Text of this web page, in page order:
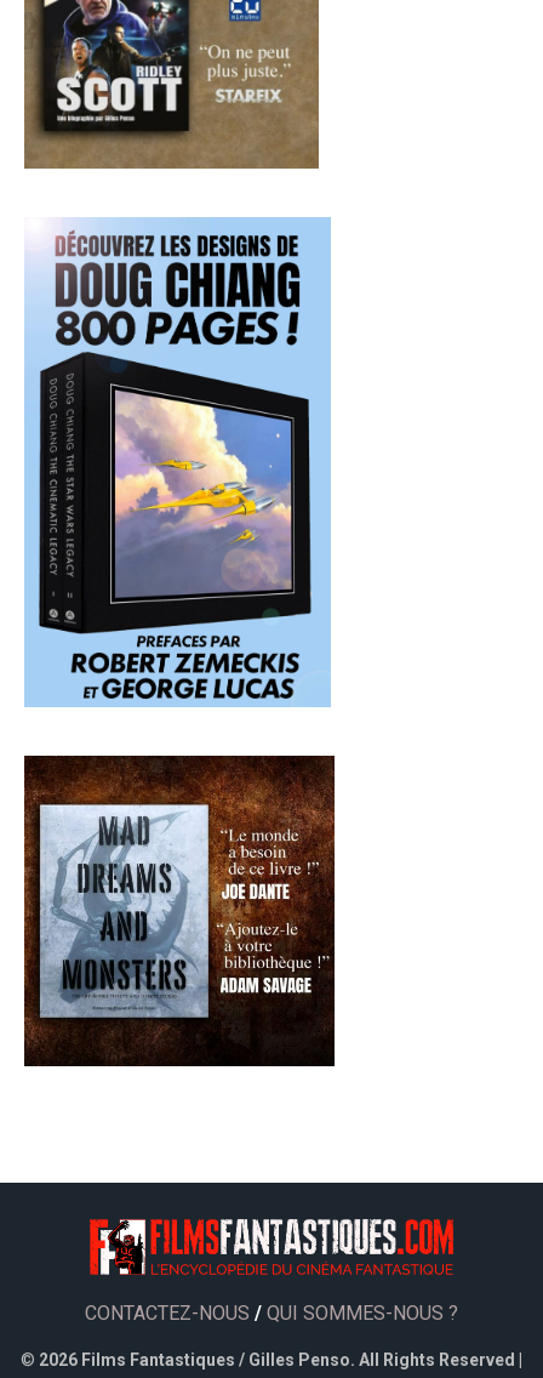
CONTACTEZ-NOUS / QUI SOMMES-NOUS ?
© 2026 Films Fantastiques / Gilles Penso. All Rights Reserved |